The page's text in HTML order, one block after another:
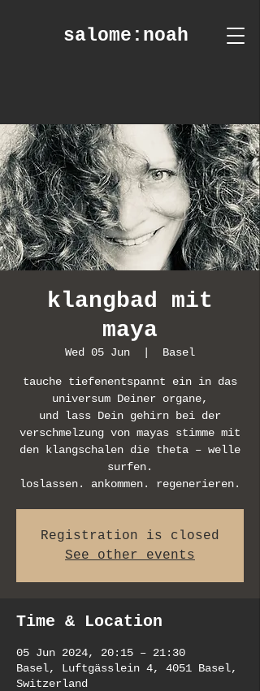
salome :noah
klangbad mit
maya
Wed 05 Jun Basel
tauche tiefenentspannt ein in das
universum Deiner organe,
und lass Dein gehirn bei der
verschmelzung von mayas stimme mit
den klangschalen die theta – welle
surfen.
Registration is closed
See other events
Time & Location
05 Jun 2024, 20:15 – 21:30
Basel, Luftgässlein 4, 4051 Basel,
Switzerland